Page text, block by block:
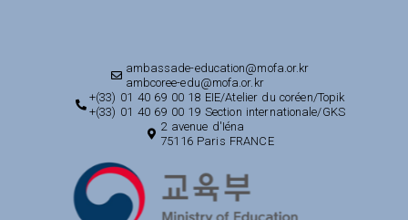
ambassade-education@mofa.or.kr
ambcoree-edu@mofa.or.kr
+(33) 01 40 69 00 18 EIE/Atelier du coréen/Topik
+(33) 01 40 69 00 19 Section internationale/GKS
2 avenue d'Iéna
75116 Paris FRANCE